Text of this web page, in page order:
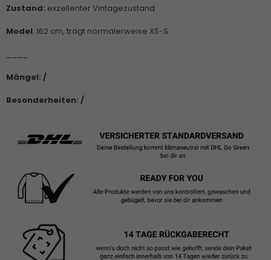
Zustand: exzellenter Vintagezustand
Model: 162 cm, trägt normalerweise XS-S
Mängel: /
Besonderheiten: /